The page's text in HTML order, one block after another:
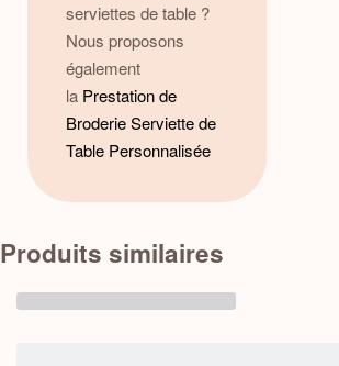
serviettes de table ?
Nous proposons
également
la Prestation de
Broderie Serviette de
Table Personnalisée
Produits similaires